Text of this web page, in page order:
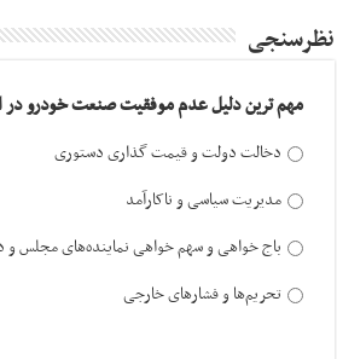
نظرسنجی
مهم ترین دلیل عدم موفقیت صنعت خودرو در
دخالت دولت و قیمت گذاری دستوری
مدیریت سیاسی و ناکارآمد
باج خواهی و سهم خواهی نماینده‌های مجلس و
تحریم‌ها و فشارهای خارجی